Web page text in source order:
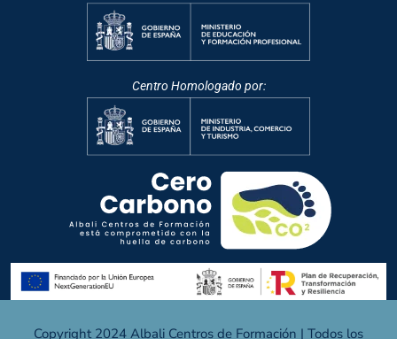
Centro Homologado por:
Copyright 2024 Albali Centros de Formación | Todos los